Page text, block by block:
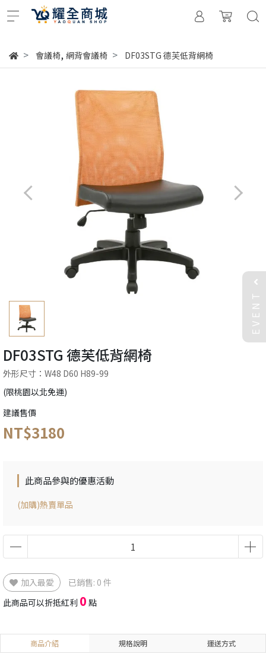
會議椅, 網背會議椅 DF03STG 德芙低背網椅
DF03STG 德芙低背網椅
外形尺寸：W48 D60 H89-99
(限桃園以北免運)
建議售價
NT$3180
此商品參與的優惠活動
(加購)熱賣單品
加入最愛
已銷售: 0 件
此商品可以折抵紅利 0 點
商品介紹 規格說明 運送方式
EVENT